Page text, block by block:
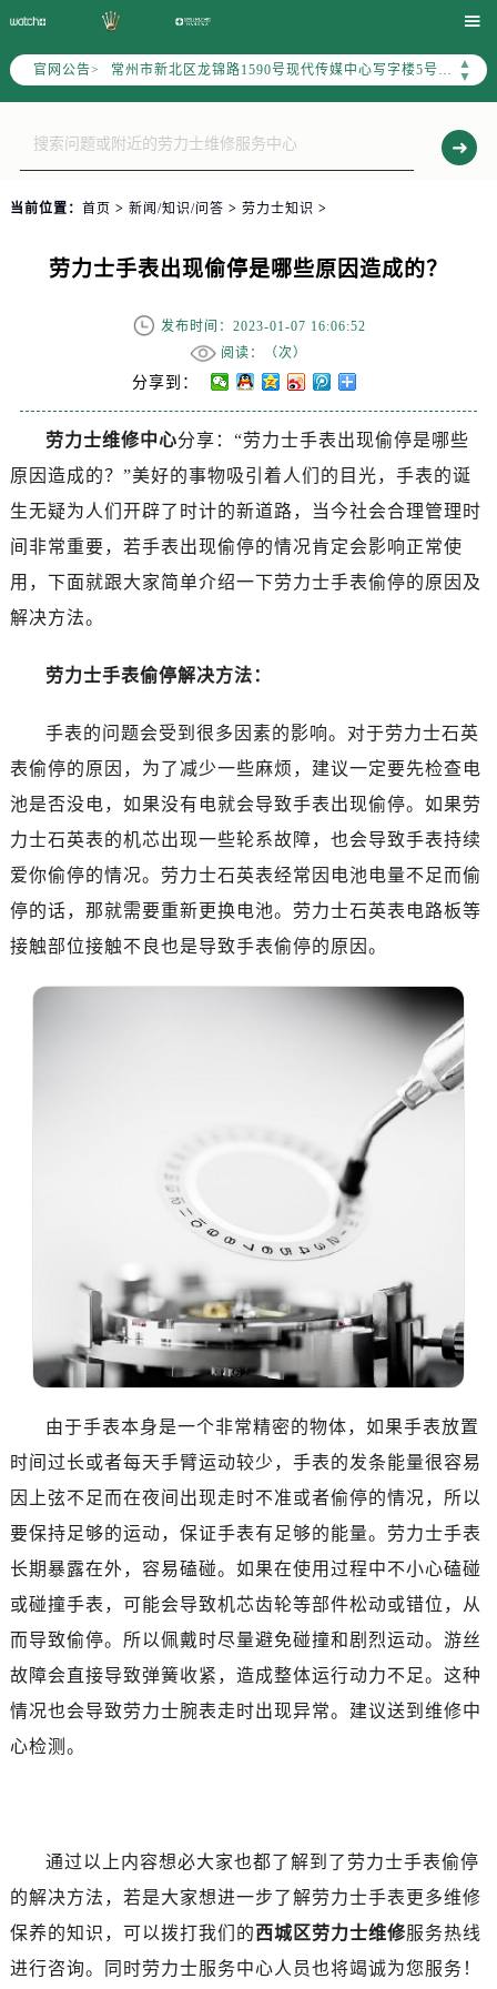

官网公告>
▲
▼
常州市新北区龙锦路1590号现代传媒中心写字楼5号楼10层1008室（需提前预约）
徐州市鼓楼区淮海东路29号苏宁广场IFC国际金融中心写字楼35层3508室（需提前预约）
扬州市邗江区国展路29号星耀天地写字楼1号楼18层1803室（需提前预约）
盐城市盐都区世纪大道5号盐城金融城写字楼1号楼16层1604室（需提前预约）
济南市历下区经十路11111号华润中心写字楼（万象城）15层1508室（需提前预约）
广州市天河区天河路230号万菱汇国际中心写字楼A塔7层704室（需提前预约）
广州市越秀区环市东路371-375号世界贸易中心大厦南塔写字楼15层07室（需提前预约）
深圳市罗湖区深南东路5001号华润大厦写字楼17层1701室（需提前预约）
惠州市惠城区江北文昌一路7号华贸大厦写字楼1座30层05室（需提前预约）
郑州市二七区铭功路10号华润大厦写字楼29层2905室（需提前预约）
沈阳市沈河区中街路83号亨得利名表服务中心（品牌授权店）1层整层（需提前预约）
乌鲁木齐市天山区红山路26号时代广场（CCMALL）C座17层17-B（需提前预约）
温州市鹿城区锦绣路1067号置信广场10层1015室（需提前预约）
哈尔滨市道里区友谊西路600号富力中心T2座写字楼29层03室（需提前预约）
东莞市东城街道鸿福东路1号民盈国贸中心T1写字楼9层907室（需提前预约）
无锡市梁溪区人民中路139号恒隆广场写字楼1座11层1104室（需提前预约）
南通市崇川区工农路57号圆融广场写字楼16层1603室（需提前预约）
苏州市苏州工业园区星港街199号苏州中心办公楼C座22层08室（需提前预约）
贵阳市南明区都司高架桥路33号亨特国际金融中心14楼14D（需提前预约）
西安市碑林区南关正街88号华侨城长安国际中心E座6楼10室（需提前预约）
海口市龙华区金贸东路5号海口华润大厦B座17层1707室（需提前预约）
唐山市路南区新华东道100号万达广场写字楼A座10层1002室（需提前预约）
台州市椒江区东海大道1800号腾达中心东1幢20楼2002室（需提前预约）
内蒙古自治区呼和浩特市玉泉区大学西街70号华润万象城写字楼（鄂尔多斯大厦）23层2326室（需提前预约）
甘肃省兰州市七里河区西津西路16号兰州中心写字楼21层2102室（需提前预约）
黑龙江省黑河市爱辉区中央街劳力士售后服务中心（需提前预约）
黑龙江省鸡西市鸡冠区红军路劳力士售后服务中心（需提前预约）
黑龙江省双鸭山市尖山区新兴大街劳力士售后服务中心（需提前预约）
黑龙江省绥化市北林区新华街与康庄路交叉口劳力士售后服务中心（需提前预约）
黑龙江省伊春市伊美区通河路劳力士售后服务中心（需提前预约）
吉林省白城市洮北区明仁南街劳力士售后服务中心（需提前预约）
当前位置： 首页 > 新闻/知识/问答 > 劳力士知识 >
劳力士手表出现偷停是哪些原因造成的？
发布时间：2023-01-07 16:06:52
阅读：（次）
分享到：
劳力士维修中心分享：“劳力士手表出现偷停是哪些
原因造成的？”美好的事物吸引着人们的目光，手表的诞
生无疑为人们开辟了时计的新道路，当今社会合理管理时
间非常重要，若手表出现偷停的情况肯定会影响正常使
用，下面就跟大家简单介绍一下劳力士手表偷停的原因及
解决方法。
劳力士手表偷停解决方法：
手表的问题会受到很多因素的影响。对于劳力士石英
表偷停的原因，为了减少一些麻烦，建议一定要先检查电
池是否没电，如果没有电就会导致手表出现偷停。如果劳
力士石英表的机芯出现一些轮系故障，也会导致手表持续
爱你偷停的情况。劳力士石英表经常因电池电量不足而偷
停的话，那就需要重新更换电池。劳力士石英表电路板等
接触部位接触不良也是导致手表偷停的原因。
由于手表本身是一个非常精密的物体，如果手表放置
时间过长或者每天手臂运动较少，手表的发条能量很容易
因上弦不足而在夜间出现走时不准或者偷停的情况，所以
要保持足够的运动，保证手表有足够的能量。劳力士手表
长期暴露在外，容易磕碰。如果在使用过程中不小心磕碰
或碰撞手表，可能会导致机芯齿轮等部件松动或错位，从
而导致偷停。所以佩戴时尽量避免碰撞和剧烈运动。游丝
故障会直接导致弹簧收紧，造成整体运行动力不足。这种
情况也会导致劳力士腕表走时出现异常。建议送到维修中
心检测。
通过以上内容想必大家也都了解到了劳力士手表偷停
的解决方法，若是大家想进一步了解劳力士手表更多维修
保养的知识，可以拨打我们的西城区劳力士维修服务热线
进行咨询。同时劳力士服务中心人员也将竭诚为您服务！